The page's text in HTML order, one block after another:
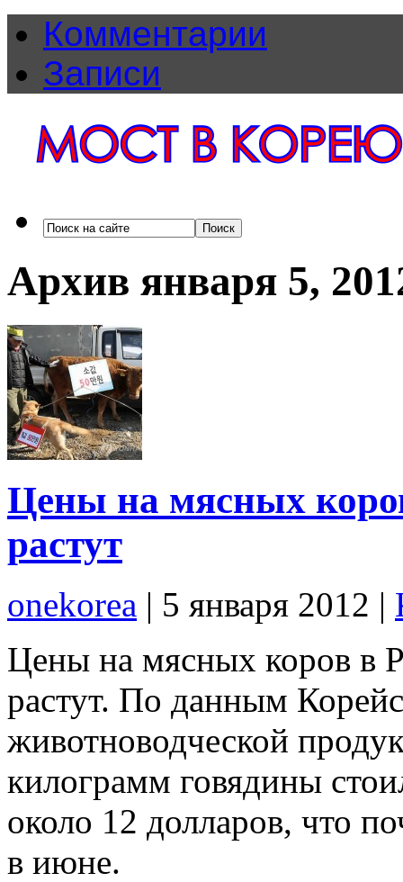
Комментарии
Записи
Архив января 5,
Цены на мясных
растут
onekorea | 5 января 2012 |
Цены на мясных коров в
растут. По данным
животноводческой
килограмм говядины
около 12 долларов, что
в июне.